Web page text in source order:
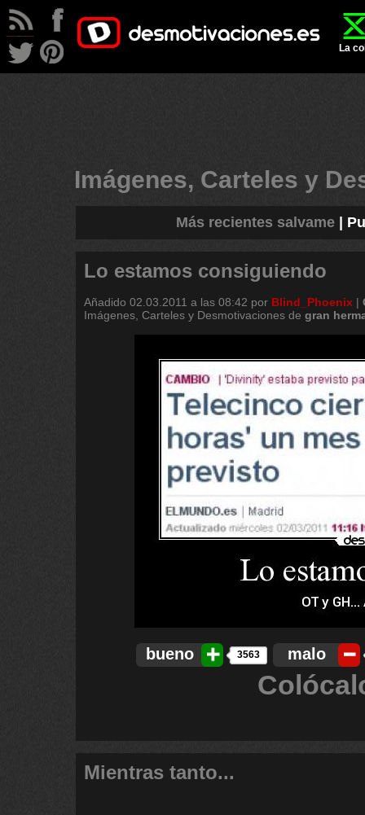
La
Imágenes, Carteles y
Más recientes salvame
Lo estamos consiguiendo
Añadido 02.03.2011 a las 08:42 por Blind_Phoenix |
Imágenes, Carteles y Desmotivaciones de gran
bueno 3563 malo
Mientras tanto...